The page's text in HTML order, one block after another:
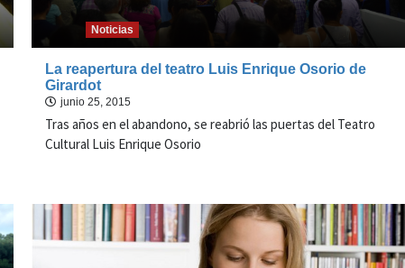
Noticias
La reapertura del teatro Luis Enrique Osorio de
Girardot
junio 25, 2015
Tras años en el abandono, se reabrió las puertas del Teatro
Cultural Luis Enrique Osorio